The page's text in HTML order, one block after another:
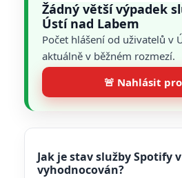
Žádný větší výpadek
Ústí nad Labem
Počet hlášení od uživatelů v
aktuálně v běžném rozmezí.
🚨 Nahlásit
Jak je stav služby Spotify
vyhodnocován?